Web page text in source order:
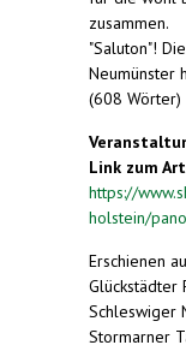
zusammen.
"Saluton"!
Neumünster
(608 Wörter)
Link zum
https://
holstein/
Erschienen
Glückstädter
Schleswiger
Stormarner